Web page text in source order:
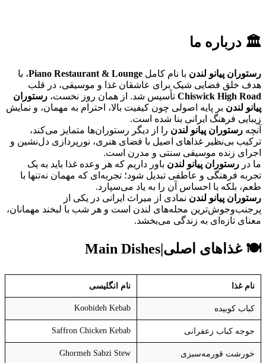
🏛️ درباره ما
رستوران پیانو لندنبا نام کامل Piano Restaurant & Lounge، با
هدف خلق فضایی شیک برای عاشقان غذا و موسیقی، در قلب
Chiswick High Roadتأسیس شد. از همان روز نخست،رستوران
پیانو لندنبر پایه اصولی چون کیفیت بالا، احترام به مهمان، و نمایش
زیبایی فرهنگ ایرانی بنا شده است.
آنچهرستوران پیانو لندنرا از دیگر رستوران‌ها متمایز می‌کند،
ترکیب بی‌نظیر غذاهای اصیل با فضای هنری، نورپردازی دل‌نشین و
اجرای زنده موسیقی سنتی و مدرن است.
ما در رستوران پیانو لندنباور داریم که هر وعده غذا باید به یک
تجربه فرهنگی و عاطفی تبدیل شود؛ تجربه‌ای که مهمان نه‌تنها با
طعم، بلکه با احساس آن را به یاد می‌سپارد.
رستوران پیانو لندننمادی از میراث ایرانی در یکی از
پرجنب‌وجوش‌ترین محله‌های لندن است و هر شب با لبخند مهمانان،
معنای تازه‌ای به زندگی می‌بخشد.
🍽️ غذاهای اصلی |
Main Dishes
نام غذا نام انگلیسی
کباب کوبیده Koobideh Kebab
جوجه کباب زعفرانی Saffron Chicken Kebab
خورشت قورمه‌سبزی Ghormeh Sabzi Stew